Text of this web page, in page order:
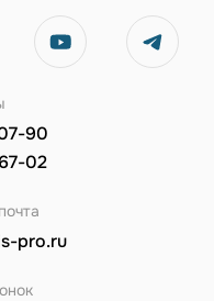
90
02
pro.ru